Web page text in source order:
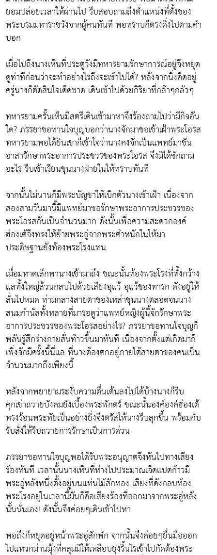
ยอมปล่อยเวลาให้ผ่านไป รีบสอบถามถึงตำแหน่งที่ตั้งของ
พระบรมมหาราชวังจากผู้คนทันที พอทราบก็ตรงดิ่งไปตามคำ
บอก
เมื่อไปถึงนางเห็นที่ประตูวังมีทหารยามรักษาการณ์อยู่จึงหยุด
ดูท่าทีก่อนว่าจะทำอย่างไรถึงจะเข้าไปได้? หลังจากนิ่งคิดอยู่
ครู่นางก็ตัดสินใจเด็ดขาด เดินเข้าไปด้วยกิริยาที่กล้าๆกลัวๆ
ทหารยามครั้นเห็นมีสตรีเดินเข้ามาหาจึงร้องถามไปว่ามีกิจอัน
ใด? ภรรยาขอทานใจบุญบอกว่านางจักมาขอเข้าเฝ้าพระโอรส
ทหารยามพอได้ยินเขาก็เข้าใจว่านางคงจักเป็นแพทย์มาขัน
อาสารักษาพระอาการประชวรของพระโอรส จึงมิได้ซักถาม
อะไร รีบเข้าเรียนขุนนางฝ่ายในให้ทราบทันที
จากนั้นไม่นานก็มีพระบัญชาให้เบิกตัวนางเข้าเฝ้า เนื่องจาก
สองสามวันมานี้มีแพทย์มาขอรักษาพระอาการประชวรของ
พระโอรสกันเป็นจำนวนมาก ดังนั้นเพื่อความสะดวกองค์
ฮ่องเต้จึงทรงให้ย้ายพระอู่จากพระตำหนักในให้มา
ประดิษฐานยังท้องพระโรงแทน
เมื่อมหาดเล็กพานางเข้ามาถึง ขณะนั้นท้องพระโรงที่ทั้งกว้าง
แลทั้งใหญ่ล้วนกลบไปด้วยเสียงอุแว้ อุแว้ของทารก ดังอยู่ให้
ลั่นไปหมด ท่ามกลางสายตาของเหล่าขุนนางตลอดจนนาง
สนมกำนัลทั้งหลายที่มารอดูว่าแพทย์หญิงผู้นี้จักรักษาพระ
อาการประชวรของพระโอรสอย่างไร? ภรรยาขอทานใจบุญก็
พลันรู้สึกร่างกายสั่นท้าวขึ้นมาทันที เนื่องจากตั้งแต่เกิดมาก็
เพิ่งจักมีครั้งนี้นี่แล ที่นางต้องตกอยู่ภายใต้สายตาของคนเป็น
จำนวนมากถึงเพียงนี้
หลังจากพยายามระงับความตื่นเต้นลงไปได้บ้างนางก็รีบ
คุกเข่าถวายบังคมยังเบื้องพระพักตร์ ขณะนั้นองค์องค์ฮ่องเต้
ทรงร้อนพระทัยเป็นอย่างยิ่งจึงตรัสให้นางรีบลุกขึ้น พร้อมกับ
รับสั่งให้รีบถวายการรักษาเป็นการด่วน
ภรรยาขอทานใจบุญพอได้รับพระอนุญาตจึงหันไปทางเสียง
ร้องทันที เวลานั้นนางเห็นที่ห่างไปประมาณเจ็ดแปดก้าวมี
พระอู่หลังหนึ่งตั้งอยู่บนแท่นไม้สักทอง เสียงที่ดังกลบท้อง
พระโรงอยู่ในเวลานี้มันก็คือเสียงร้องที่ออกมาจากพระอู่หลัง
นั้นนั่นเอง! ดังนั้นจึงค่อยๆเดินเข้าไปหา
พอถึงก็หยุดอยู่หน้าพระอู่สักพัก จากนั้นจึงค่อยๆยื่นมือออก
ไปแหวกม่านมุ้งที่คลุมมิให้เหลือบยุงริ้นไรเข้าไปกัดต้องพระ